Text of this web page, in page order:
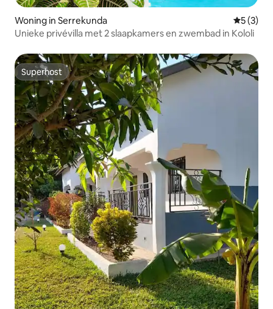
Woning in Serrekunda
5 (3)
Unieke privévilla met 2 slaapkamers en zwembad in Kololi
Superhost
Superhost